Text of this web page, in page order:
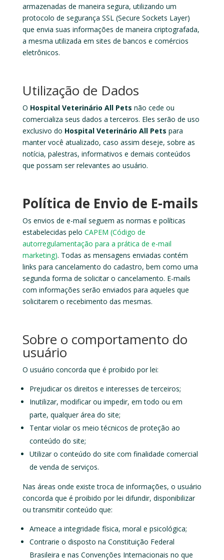
armazenadas de maneira segura, utilizando um
protocolo de segurança SSL (Secure Sockets Layer)
que envia suas informações de maneira criptografada,
a mesma utilizada em sites de bancos e comércios
eletrônicos.
Utilização de Dados
O Hospital Veterinário All Pets não cede ou
comercializa seus dados a terceiros. Eles serão de uso
exclusivo do Hospital Veterinário All Pets para
manter você atualizado, caso assim deseje, sobre as
notícia, palestras, informativos e demais conteúdos
que possam ser relevantes ao usuário.
Política de Envio de E-mails
Os envios de e-mail seguem as normas e políticas
estabelecidas pelo CAPEM (Código de
autorregulamentação para a prática de e-mail
marketing). Todas as mensagens enviadas contém
links para cancelamento do cadastro, bem como uma
segunda forma de solicitar o cancelamento. E-mails
com informações serão enviados para aqueles que
solicitarem o recebimento das mesmas.
Sobre o comportamento do
usuário
O usuário concorda que é proibido por lei:
Prejudicar os direitos e interesses de terceiros;
Inutilizar, modificar ou impedir, em todo ou em
parte, qualquer área do site;
Tentar violar os meio técnicos de proteção ao
conteúdo do site;
Utilizar o conteúdo do site com finalidade comercial
de venda de serviços.
Nas áreas onde existe troca de informações, o usuário
concorda que é proibido por lei difundir, disponibilizar
ou transmitir conteúdo que:
Ameace a integridade física, moral e psicológica;
Contrarie o disposto na Constituição Federal
Brasileira e nas Convenções Internacionais no que